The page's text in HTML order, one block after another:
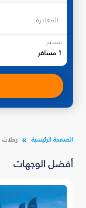
المغادرة
مسافر
1 مسافر
الصفحة الرئيسية رحلات
أفضل الوجهات